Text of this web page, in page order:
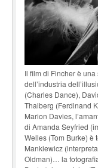
Il film di Fincher è
dell’industria
(Charles Dance),
Thalberg (Ferdinand
Marion Davies,
di Amanda Seyfried
Welles (Tom Burke) è
Mankiewicz
Oldman)… la